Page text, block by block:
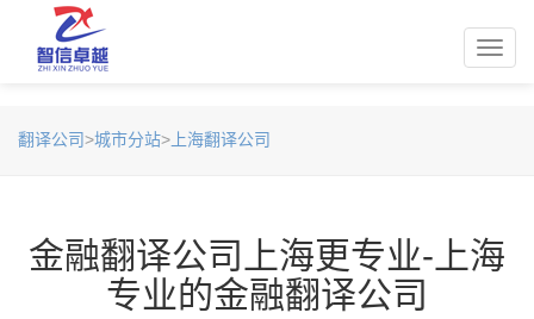
翻译公司>城市分站> 上海翻译公司
金融翻译公司上海更专业-上海
专业的金融翻译公司